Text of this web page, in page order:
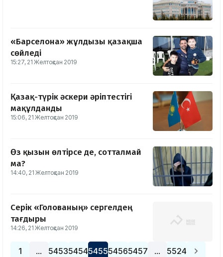
«Барселона» жұлдызы қазақша
сөйледі
15:27, 21 Желтоқсан 2019
Қазақ-түрік әскери әріптестігі
мақұлданды
15:06, 21 Желтоқсан 2019
Өз қызын өлтірсе де, сотталмай
ма?
14:40, 21 Желтоқсан 2019
Серік «Голованың» сергелдең
тағдыры
14:26, 21 Желтоқсан 2019
1 … 54535454545554565457 … 5524